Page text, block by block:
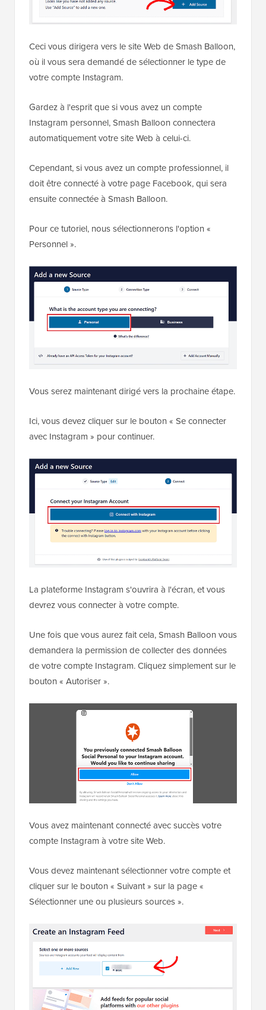
Ceci vous dirigera vers le site Web de Smash Balloon,
où il vous sera demandé de sélectionner le type de
votre compte Instagram.
Gardez à l'esprit que si vous avez un compte
Instagram personnel, Smash Balloon connectera
automatiquement votre site Web à celui-ci.
Cependant, si vous avez un compte professionnel, il
doit être connecté à votre page Facebook, qui sera
ensuite connectée à Smash Balloon.
Pour ce tutoriel, nous sélectionnerons l'option «
Personnel ».
Vous serez maintenant dirigé vers la prochaine étape.
Ici, vous devez cliquer sur le bouton « Se connecter
avec Instagram » pour continuer.
La plateforme Instagram s'ouvrira à l'écran, et vous
devrez vous connecter à votre compte.
Une fois que vous aurez fait cela, Smash Balloon vous
demandera la permission de collecter des données
de votre compte Instagram. Cliquez simplement sur le
bouton « Autoriser ».
Vous avez maintenant connecté avec succès votre
compte Instagram à votre site Web.
Vous devez maintenant sélectionner votre compte et
cliquer sur le bouton « Suivant » sur la page «
Sélectionner une ou plusieurs sources ».